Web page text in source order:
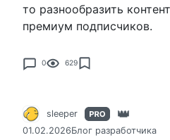
то разнообразить
премиум подписчиков.
0 629
sleeper
01.02.2026Блог разработчика